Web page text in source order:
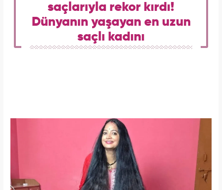
saçlarıyla rekor kırdı!
Dünyanın yaşayan en uzun
saçlı kadını